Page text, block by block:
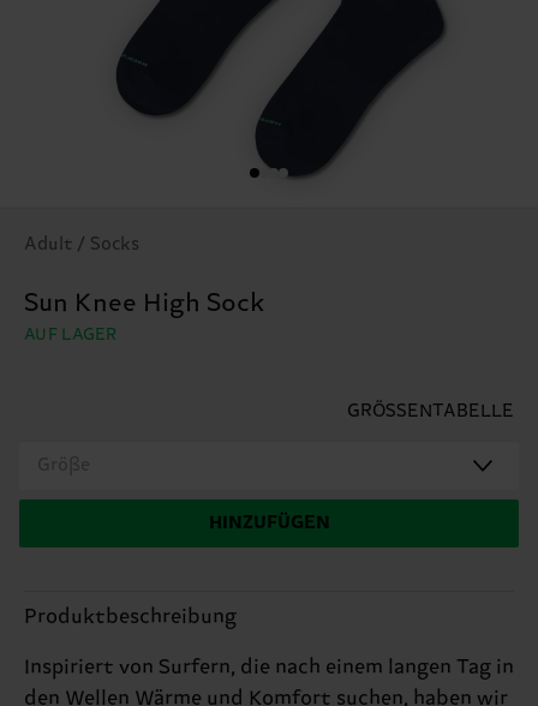
Adult / Socks
Sun Knee High Sock
AUF LAGER
GRÖSSENTABELLE
Größe
HINZUFÜGEN
Produktbeschreibung
Inspiriert von Surfern, die nach einem langen Tag in
den Wellen Wärme und Komfort suchen, haben wir